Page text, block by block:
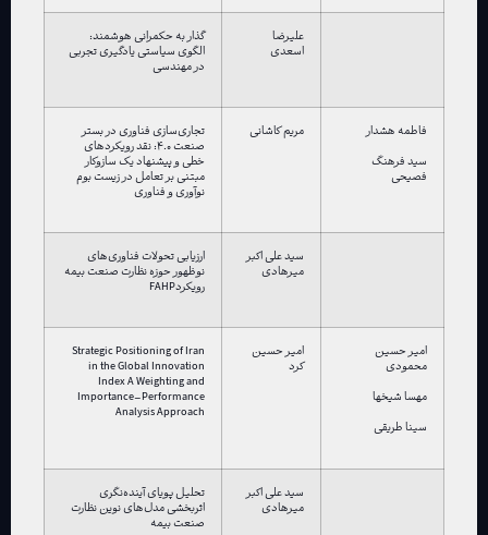
علیرضا
اسعدی
گذار به حکمرانی هوشمند:
الگوی سیاستی یادگیری تجربی
در مهندسی
فاطمه هشدار
سید فرهنگ
فصیحی
مریم کاشانی تجاری‌سازی فناوری در بستر
صنعت ۴.۰: نقد رویکردهای
خطی و پیشنهاد یک سازوکار
مبتنی بر تعامل در زیست بوم
نوآوری و فناوری
سید علی اکبر
میرهادی
ارزیابی تحولات فناوری‌های
نوظهور حوزه نظارت صنعت بیمه
رویکردFAHP
امیر حسین
محمودی
مهسا شیخها
سینا طریقی
امیر حسین
کرد
Strategic Positioning of Iran
in the Global Innovation
Index A Weighting and
Importance–Performance
Analysis Approach
سید علی اکبر
میرهادی
تحلیل پویای آینده‌نگری
اثربخشی مدل‌های نوین نظارت
صنعت بیمه